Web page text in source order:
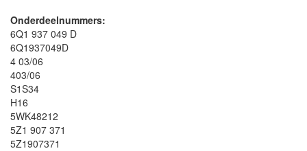
Onderdeelnummers:
6Q1 937 049 D
6Q1937049D
4 03/06
403/06
S1S34
H16
5WK48212
5Z1 907 371
5Z1907371